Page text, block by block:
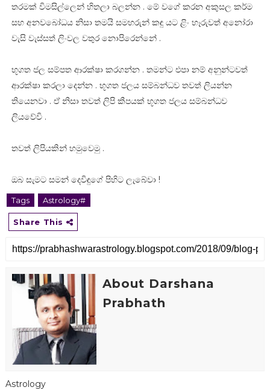
තරමක් විමසිල්ලෙන් හිතලා බලන්න . මේ වගේ කරන අකුසල කර්ම
සහ අනවබෝධය නිසා තමයි සමහරුන් කඳු යට ළිං හෑරුවත් අනෝරා
වැසි වැස්සත් ලිංවල වතුර නොපිරෙන්නේ .
භූගත ජල සම්පත ආරක්ෂා කරගන්න . තමන්ට එපා නම් අනුන්ටවත්
ආරක්ෂා කරලා දෙන්න . භූගත ජලය සම්බන්ධව තවත් ලියන්න
තියෙනවා . ඒ නිසා තවත් ලිපි කීපයක් භූගත ජලය සම්බන්ධව
ලියවේවි .
තවත් ලිපියකින් හමුවෙමු .
ඔබ සැමට සමන් දෙවිඳුගේ පිහිට ලැබේවා !
Tags Astrology#
Share This
About Darshana
Prabhath
Astrology